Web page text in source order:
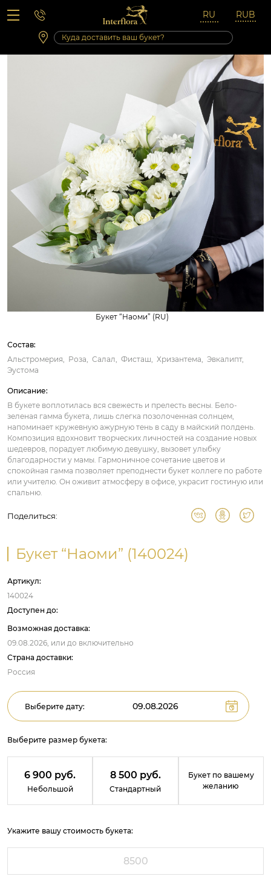
Вопросы-ответы
Сб 10:00 ‐ 14:00
Выходные и праздничные дни
Букет “Наоми” (RU)
Состав:
Альстромерия
Роза Салал Фисташ Хризантема
Эвкалипт
Эустома
Описание:
В букете воплотилась вся свежесть и прелесть весны. Бело-
зеленая гамма букета, лишь слегка позолоченная солнцем,
напоминает кружевную ажурную тень в саду в майский полдень.
Композиция вдохновит творческих личностей на создание новых
шедевров, порадует любимую девушку, вызовет улыбку
благодарности у мамы. Гармоничное сочетание цветов и
спокойная гамма позволяет преподнести букет коллеге по работе
или учителю. Он оживит атмосферу в офисе, украсит гостиную или
спальню.
Поделиться:
Букет “Наоми” (140024)
Артикул:
140024
Доступен до:
Возможная доставка:
09.08.2026, или до включительно
Страна доставки:
Россия
Выберите дату:
Выберите размер букета:
6 900 руб.
Небольшой
8 500 руб.
Стандартный
Букет по вашему
желанию
Укажите вашу стоимость букета: